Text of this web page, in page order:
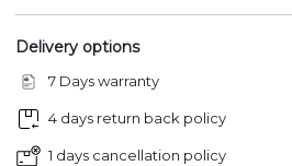
Delivery options
7 Days warranty
4 days return back policy
1 days cancellation policy